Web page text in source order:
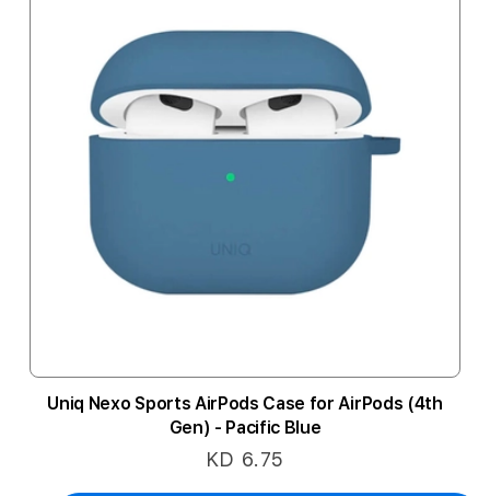
Uniq Nexo Sports AirPods Case for AirPods (4th
Gen) - Pacific Blue
KD 6.75